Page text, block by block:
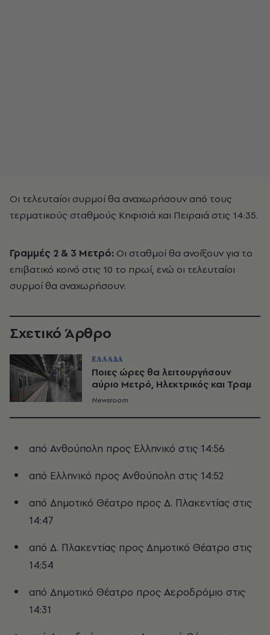
Οι τελευταίοι συρμοί θα αναχωρήσουν από τους
τερματικούς σταθμούς Κηφισιά και Πειραιά στις 14:35.
Γραμμές 2 & 3 Μετρό: Οι σταθμοί θα ανοίξουν για το
επιβατικό κοινό στις 10 το πρωί, ενώ οι τελευταίοι
συρμοί θα αναχωρήσουν:
Σχετικό Άρθρο
ΕΛΛΑΔΑ
Ποιες ώρες θα λειτουργήσουν
αύριο Μετρό, Ηλεκτρικός και Τραμ
Newsroom
από Ανθούπολη προς Ελληνικό στις 14:56
από Ελληνικό προς Ανθούπολη στις 14:52
από Δημοτικό Θέατρο προς Δ. Πλακεντίας στις
14:47
από Δ. Πλακεντίας προς Δημοτικό Θέατρο στις
14:54
από Δημοτικό Θέατρο προς Αεροδρόμιο στις
14:31